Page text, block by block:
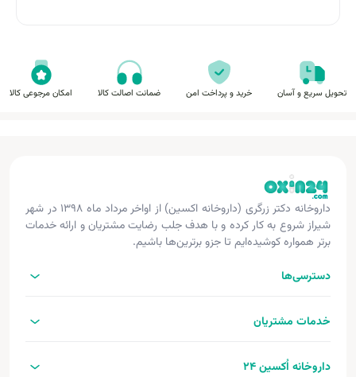
تحویل سریع و آسان خرید و پرداخت امن ضمانت اصالت کالا امکان مرجوعی کالا
داروخانه دکتر زرگری (داروخانه اکسین) از اواخر مرداد ماه ۱۳۹۸ در شهر
شیراز شروع به کار کرده و با هدف جلب رضایت مشتریان و ارائه خدمات
برتر همواره کوشیده‌ایم تا جزو برترین‌ها باشیم.
دسترسی‌ها
خدمات مشتریان
داروخانه اُکسین 24